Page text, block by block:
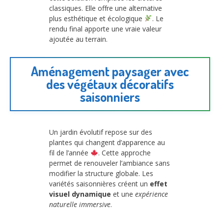
classiques. Elle offre une alternative
plus esthétique et écologique
. Le
rendu final apporte une vraie valeur
ajoutée au terrain.
Aménagement paysager avec
des végétaux décoratifs
saisonniers
Un jardin évolutif repose sur des
plantes qui changent d’apparence au
fil de l’année
. Cette approche
permet de renouveler l’ambiance sans
modifier la structure globale. Les
variétés saisonnières créent un effet
visuel dynamique et une expérience
naturelle immersive.